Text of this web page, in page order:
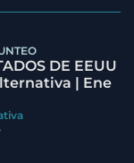
DE EEUU
| Ene